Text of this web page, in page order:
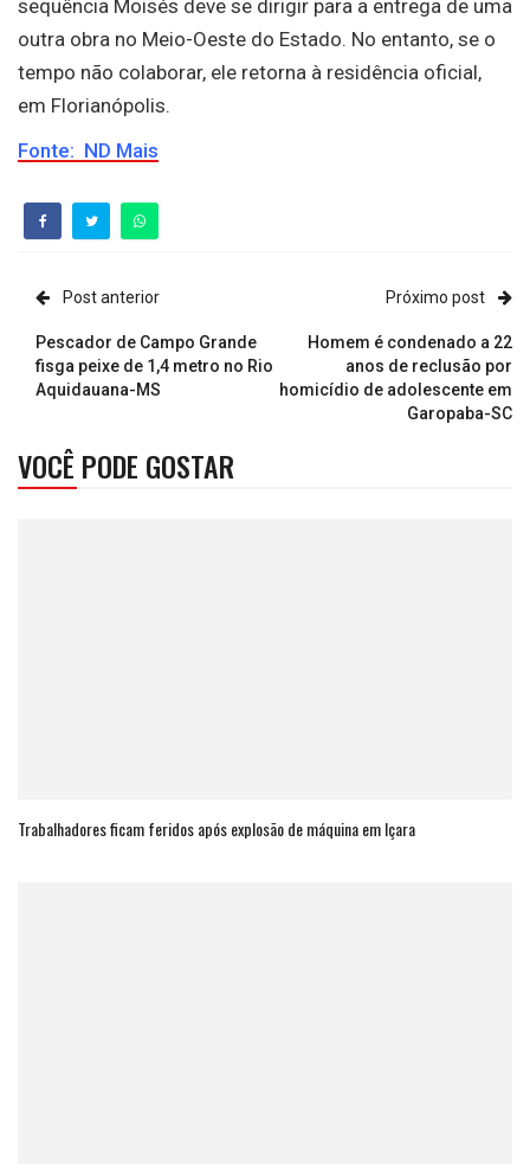
sequência Moisés deve se dirigir para a entrega de uma
outra obra no Meio-Oeste do Estado. No entanto, se o
tempo não colaborar, ele retorna à residência oficial,
em Florianópolis.
Fonte: ND Mais
Post anterior
Pescador de Campo Grande
fisga peixe de 1,4 metro no Rio
Aquidauana-MS
Próximo post
Homem é condenado a 22
anos de reclusão por
homicídio de adolescente em
Garopaba-SC
VOCÊ PODE GOSTAR
Trabalhadores ficam feridos após explosão de máquina em Içara